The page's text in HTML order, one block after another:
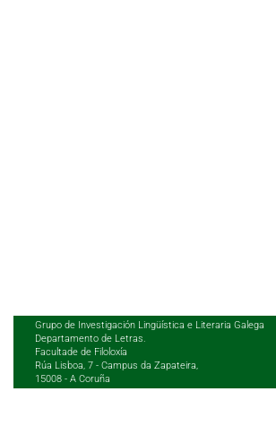
Grupo de Investigación Lingüística e Literaria Galega
Departamento de Letras.
Facultade de Filoloxía
Rúa Lisboa, 7 - Campus da Zapateira,
15008 - A Coruña